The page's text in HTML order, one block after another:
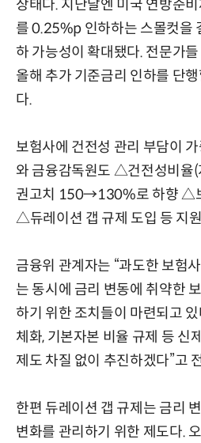
상태다. 지난달엔 미국 연방준
를 0.25%p 인하하는 스몰컷을
하 가능성이 확대됐다. 전문가
올해 추가 기준금리 인하를 단
다.
보험사에 건전성 관리 부담이
와 금융감독원도 △건전성비율
권고치 150→130%로 하향 △
△듀레이션 갭 규제 도입 등 지
금융위 관계자는 “과도한 보험
는 동시에 금리 변동에 취약한
하기 위한 조치들이 마련되고
체화, 기본자본 비율 규제 등 신
제도 차질 없이 추진하겠다”고
한편 듀레이션 갭 규제는 금리
변화를 관리하기 위한 제도다.